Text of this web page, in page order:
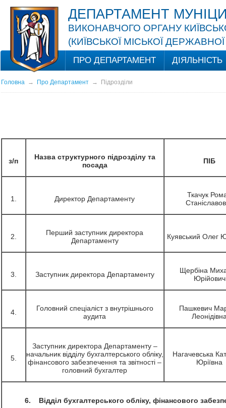
ДЕПАРТАМЕНТ
ВИКОНАВЧОГО ОРГАНУ
(КИЇВСЬКОЇ МІСЬКОЇ ДЕРЖАВНОЇ
ПРО ДЕПАРТАМЕНТ ДІЯЛЬНІСТЬ
Головна→ Про Департамент→ Підрозділи
з/п
Назва структурного підрозділу та
посада
ПІБ
1. Директор Департаменту
Ткачук
2.
Перший заступник директора
Департаменту
Куявський Олег
3. Заступник директора Департаменту
Щербіна
Юрійович
4.
Головний спеціаліст з внутрішнього
аудита
Пашкевич
5.
Заступник директора Департаменту –
начальник відділу бухгалтерського обліку,
фінансового забезпечення та звітності –
головний бухгалтер
Нагачевська
Юріївна
6. Відділ бухгалтерського обліку, фінансового